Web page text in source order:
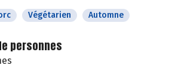
Végétarien Automne
personnes